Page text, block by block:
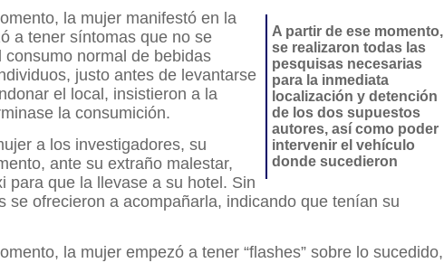
A partir de ese momento,
se realizaron todas las
pesquisas necesarias
para la inmediata
localización y detención
de los dos supuestos
autores, así como poder
intervenir el vehículo
donde sucedieron
la mujer manifestó en la
a tener síntomas que no se
normal de bebidas
justo antes de levantarse
el local, insistieron a la
la consumición.
a los investigadores, su
ante su extraño malestar,
para que la llevase a su hotel. Sin
se ofrecieron a acompañarla, indicando que tenían su
la mujer empezó a tener “flashes” sobre lo sucedido,